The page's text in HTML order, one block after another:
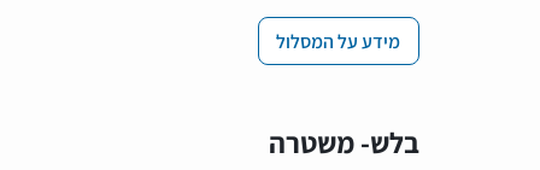
מידע על המסלול
בלש- משטרה